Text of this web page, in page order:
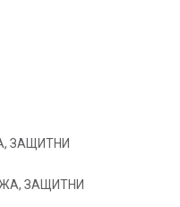
ЗАЩИТНИ
ЗАЩИТНИ